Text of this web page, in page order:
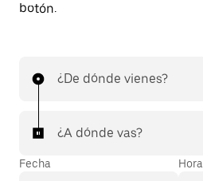
botón.
¿De dónde vienes?
¿A dónde vas?
Fecha Hora